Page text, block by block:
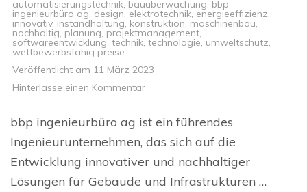
automatisierungstechnik, bauüberwachung, bbp
ingenieurbüro ag, design, elektrotechnik, energieeffizienz,
innovativ, instandhaltung, konstruktion, maschinenbau,
nachhaltig, planung, projektmanagement,
softwareentwicklung, technik, technologie, umweltschutz,
wettbewerbsfähig preise
Veröffentlicht am 11 März 2023
Hinterlasse einen Kommentarzu
Nachteile
von
bbp
ingenieurbüro
Ein
bbp ingenieurbüro ag ist ein führendes
Ingenieurunternehmen, das sich auf die
Entwicklung innovativer und nachhaltiger
Lösungen für Gebäude und Infrastrukturen …